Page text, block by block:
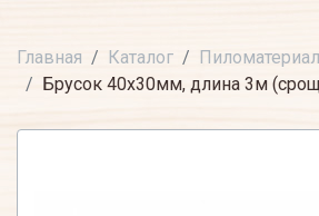
Главная Каталог
Брусок 40х30мм, длина 3м